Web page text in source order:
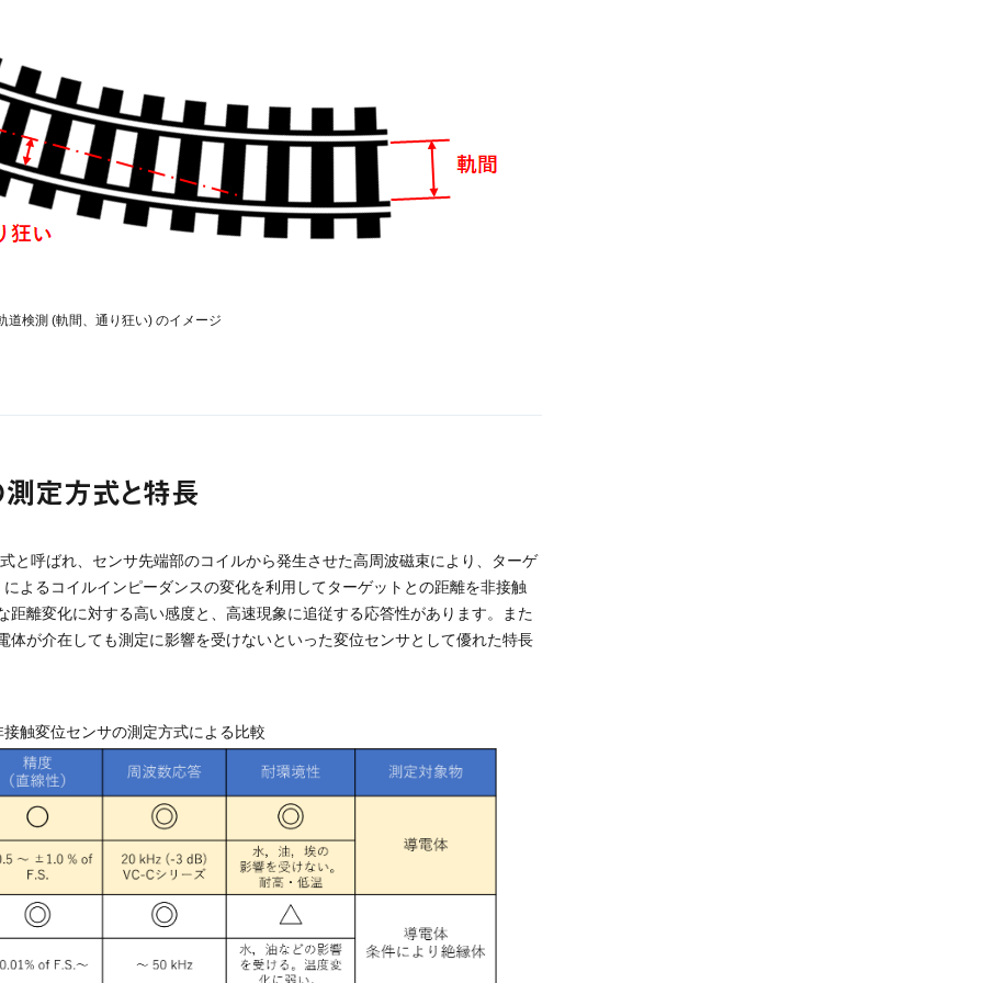
検測 (軌間、通り狂い) のイメージ
定方式と特長
と呼ばれ、センサ先端部のコイルから発生させた高周波磁束により、ターゲ
よるコイルインピーダンスの変化を利用してターゲットとの距離を非接触
離変化に対する高い感度と、高速現象に追従する応答性があります。また
が介在しても測定に影響を受けないといった変位センサとして優れた特長
触変位センサの測定方式による比較